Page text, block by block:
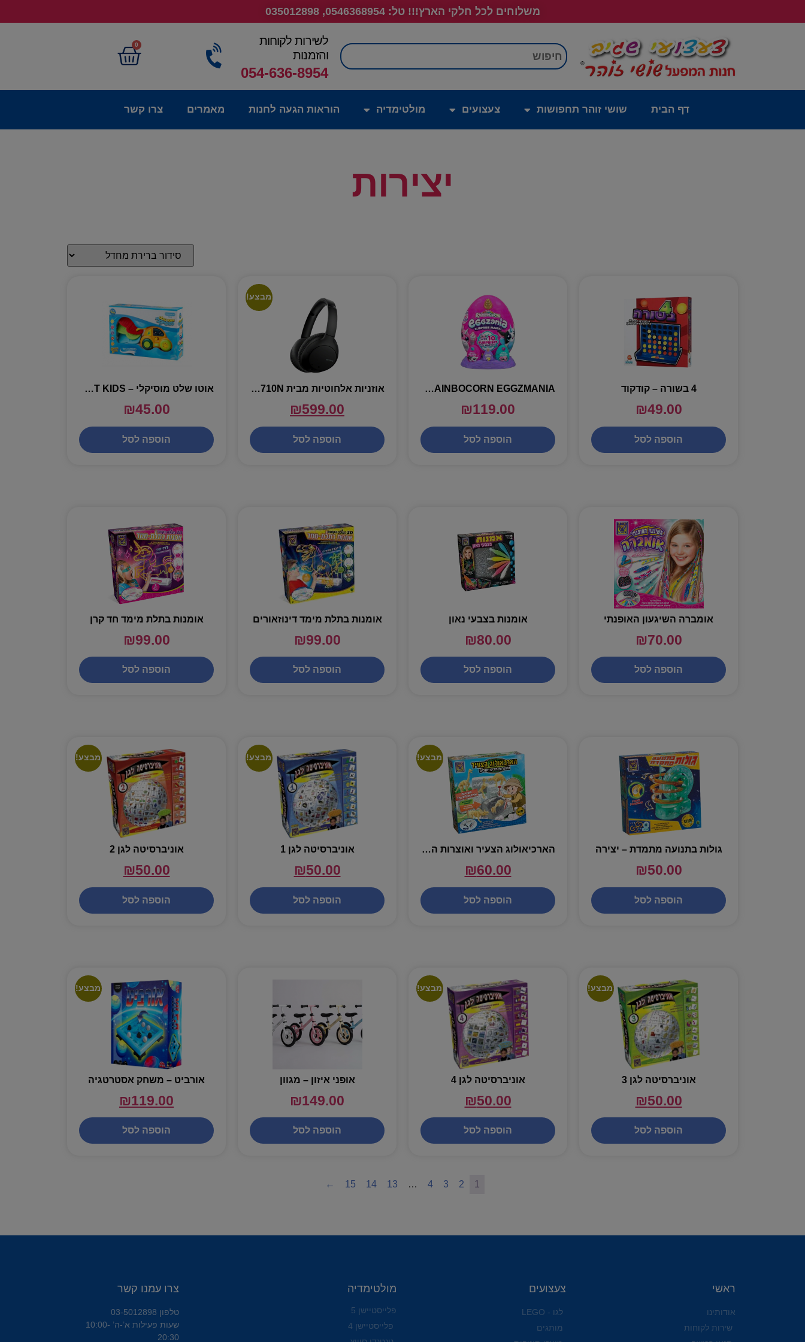
משלוחים לכל חלקי הארץ!!! טל: 0546368954, 035012898
חיפוש
לשירות לקוחות
והזמנות
054-636-8954
0
דף הבית שושי זוהר תחפושות צעצועים מולטימדיה הוראות הגעה לחנות מאמרים צרו קשר
יצירות
4 בשורה – קודקוד
₪49.00
הוספה לסל
RAINBOCORN EGGZMANIA – ביצת ריינבוקורן עם 10 הפתעות
₪119.00
הוספה לסל
מבצע!
אוזניות אלחוטיות מבית SONY WH-CH710N
₪599.00
הוספה לסל
אוטו שלט מוסיקלי – SMART KIDS
₪45.00
הוספה לסל
אומברה השיגעון האופנתי
₪70.00
הוספה לסל
אומנות בצבעי נאון
₪80.00
הוספה לסל
אומנות בתלת מימד דינוזאורים
₪99.00
הוספה לסל
אומנות בתלת מימד חד קרן
₪99.00
הוספה לסל
גולות בתנועה מתמדת – יצירה
₪50.00
הוספה לסל
מבצע!
הארכיאולוג הצעיר ואוצרות הדינוזאורים
₪60.00
הוספה לסל
מבצע!
אוניברסיטה לגן 1
₪50.00
הוספה לסל
מבצע!
אוניברסיטה לגן 2
₪50.00
הוספה לסל
מבצע!
אוניברסיטה לגן 3
₪50.00
הוספה לסל
מבצע!
אוניברסיטה לגן 4
₪50.00
הוספה לסל
אופני איזון – מגוון
₪149.00
הוספה לסל
מבצע!
אורביט – משחק אסטרטגיה
₪119.00
הוספה לסל
1
2
3
4
…
13
14
15
←
ראשי
אודותינו
שירות לקוחות
צעצועים
לגו - LEGO
מותגים
מולטימדיה
פלייסטיישן 5
פלייסטיישן 4
צרו עמנו קשר
טלפון 03-5012898
שעות פעילות א’-ה’ 10:00-
20:30